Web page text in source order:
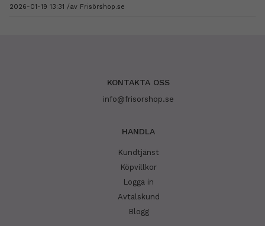
2026-01-19 13:31 /av Frisörshop.se
KONTAKTA OSS
info@frisorshop.se
HANDLA
Kundtjänst
Köpvillkor
Logga in
Avtalskund
Blogg